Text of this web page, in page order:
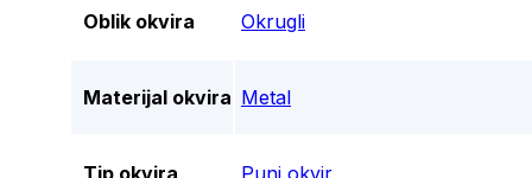
Oblik okvira Okrugli
Materijal okvira Metal